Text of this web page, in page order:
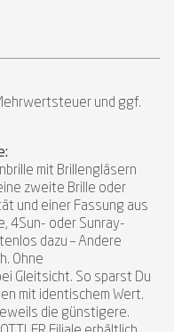
und ggf.
mit Brillengläsern
zweite Brille oder
und einer Fassung aus
4Sun- oder Sunray-
dazu – Andere
Ohne
Gleitsicht. So sparst Du
mit identischem Wert.
die günstigere.